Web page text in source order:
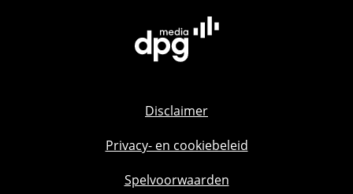
Disclaimer
Privacy- en cookiebeleid
Spelvoorwaarden